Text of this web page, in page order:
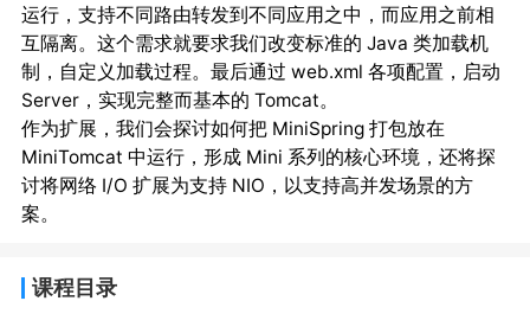
运行，支持不同路由转发到不同应用之中，而应用之前相
互隔离。这个需求就要求我们改变标准的 Java 类加载机
制，自定义加载过程。最后通过 web.xml 各项配置，启动
Server，实现完整而基本的 Tomcat。
作为扩展，我们会探讨如何把 MiniSpring 打包放在
MiniTomcat 中运行，形成 Mini 系列的核心环境，还将探
讨将网络 I/O 扩展为支持 NIO，以支持高并发场景的方
案。
课程目录